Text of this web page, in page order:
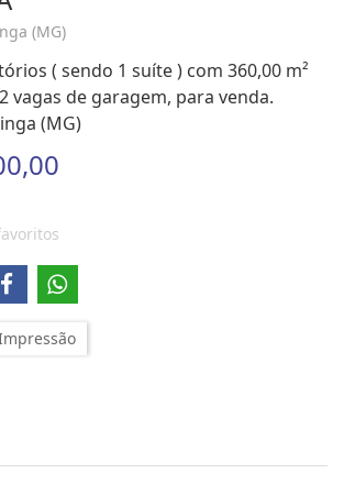
(MG)
( sendo 1 suíte ) com 360,00 m²
vagas de garagem, para venda.
(MG)